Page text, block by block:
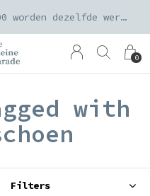
0
Orders geplaatst voor 15:00 worden dezelfde werkdag verzonden
with
Filters